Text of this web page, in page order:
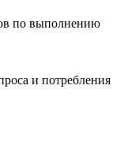
по выполнению
и потребления